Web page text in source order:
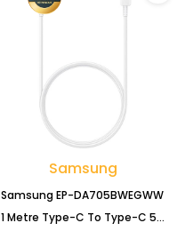
Samsung
Samsung EP-DA705BWEGWW
1 Metre Type-C To Type-C 5A